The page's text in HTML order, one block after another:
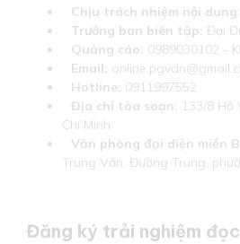
Chịu trách nhiệm nội dung:
Trưởng ban biên tập: Đại
Quảng cáo: 0989030102 -
Email:
Hotline: 0911997552
Địa chỉ tòa soạn: 133/8 Hồ
Chí Minh
Văn phòng đại diện miền
Trung Văn, Đường Trung,
Đăng ký trải nghiệm đọc